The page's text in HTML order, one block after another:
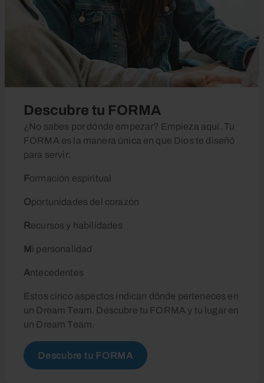
Descubre tu FORMA
¿No sabes por dónde empezar? Empieza aquí. Tu
FORMA es la manera única en que Dios te diseñó
para servir:
Formación espiritual
Oportunidades del corazón
Recursos y habilidades
M i personalidad
Antecedentes
Estos cinco aspectos indican dónde perteneces en
un Dream Team. Descubre tu FORMA y tu lugar en
un Dream Team.
Descubre tu FORMA